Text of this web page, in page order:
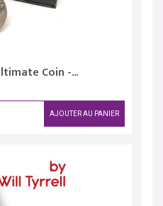
Coin -...
AJOUTER AU PANIER